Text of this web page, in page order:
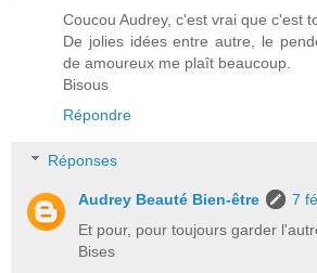
Coucou Audrey, c'est vrai que c'est
De jolies idées entre autre, le
de amoureux me plaît beaucoup.
Bisous
Répondre
Réponses
Audrey Beauté Bien-être
7
Et pour, pour toujours garder
Bises